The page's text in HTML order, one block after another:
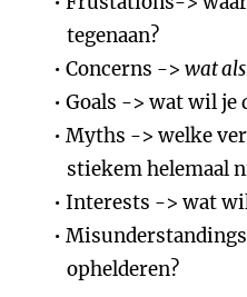
tegenaan?
Concerns ->wat
Goals -> wat wil je
Myths -> welke
stiekem helemaal
Interests -> wat
ophelderen?